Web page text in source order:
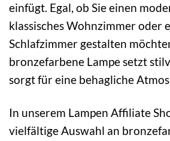
einfügt. Egal, ob Sie einen
klassisches Wohnzimmer oder
Schlafzimmer gestalten
bronzefarbene Lampe setzt
sorgt für eine behagliche
In unserem Lampen Affiliate
vielfältige Auswahl an